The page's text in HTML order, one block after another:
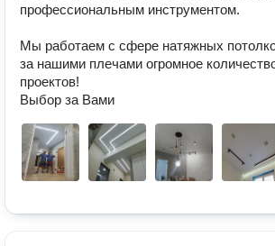
профессиональным инструментом.
Мы работаем с сфере натяжных
за нашими плечами огромное
проектов!
Выбор за Вами